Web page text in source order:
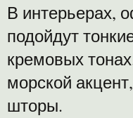
В интерьерах,
подойдут
кремовых
морской
шторы.